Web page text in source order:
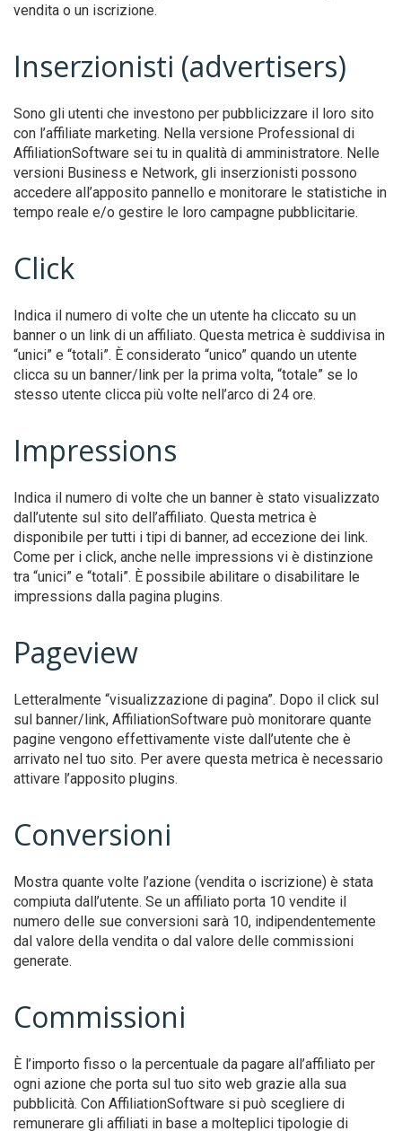
vendita o un iscrizione.
Inserzionisti (advertisers)
Sono gli utenti che investono per pubblicizzare il loro sito
con l’affiliate marketing. Nella versione Professional di
AffiliationSoftware sei tu in qualità di amministratore. Nelle
versioni Business e Network, gli inserzionisti possono
accedere all’apposito pannello e monitorare le statistiche in
tempo reale e/o gestire le loro campagne pubblicitarie.
Click
Indica il numero di volte che un utente ha cliccato su un
banner o un link di un affiliato. Questa metrica è suddivisa in
“unici” e “totali”. È considerato “unico” quando un utente
clicca su un banner/link per la prima volta, “totale” se lo
stesso utente clicca più volte nell’arco di 24 ore.
Impressions
Indica il numero di volte che un banner è stato visualizzato
dall’utente sul sito dell’affiliato. Questa metrica è
disponibile per tutti i tipi di banner, ad eccezione dei link.
Come per i click, anche nelle impressions vi è distinzione
tra “unici” e “totali”. È possibile abilitare o disabilitare le
impressions dalla pagina plugins.
Pageview
Letteralmente “visualizzazione di pagina”. Dopo il click sul
sul banner/link, AffiliationSoftware può monitorare quante
pagine vengono effettivamente viste dall’utente che è
arrivato nel tuo sito. Per avere questa metrica è necessario
attivare l’apposito plugins.
Conversioni
Mostra quante volte l’azione (vendita o iscrizione) è stata
compiuta dall’utente. Se un affiliato porta 10 vendite il
numero delle sue conversioni sarà 10, indipendentemente
dal valore della vendita o dal valore delle commissioni
generate.
Commissioni
È l’importo fisso o la percentuale da pagare all’affiliato per
ogni azione che porta sul tuo sito web grazie alla sua
pubblicità. Con AffiliationSoftware si può scegliere di
remunerare gli affiliati in base a molteplici tipologie di